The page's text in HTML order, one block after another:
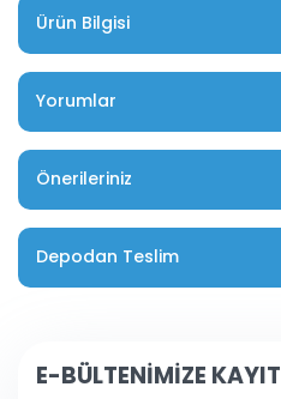
Ürün Bilgisi
Yorumlar
Önerileriniz
Depodan Teslim
E-BÜLTENİMİZE